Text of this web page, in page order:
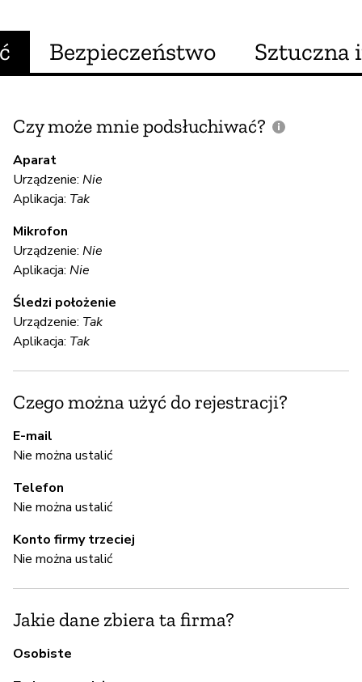
Bezpieczeństwo Sztuczna
Czy może mnie podsłuchiwać?
Aparat
Urządzenie: Nie
Aplikacja: Tak
Mikrofon
Urządzenie: Nie
Aplikacja: Nie
Śledzi położenie
Urządzenie: Tak
Aplikacja: Tak
Czego można użyć do rejestracji?
E-mail
Nie można ustalić
Telefon
Nie można ustalić
Konto firmy trzeciej
Nie można ustalić
Jakie dane zbiera ta firma?
Osobiste